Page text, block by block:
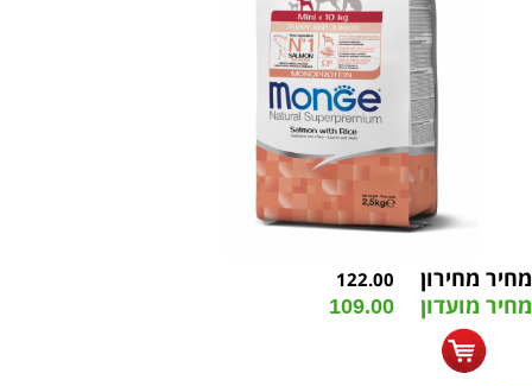
מחיר מחירון 122.00
מחיר מועדון 109.00